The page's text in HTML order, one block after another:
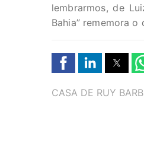
lembrarmos, de
Bahia” rememora o
TAGS
CASA DE RUY